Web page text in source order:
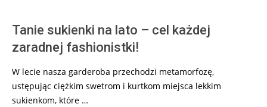
Tanie sukienki na lato – cel każdej
zaradnej fashionistki!
W lecie nasza garderoba przechodzi metamorfozę,
ustępując ciężkim swetrom i kurtkom miejsca lekkim
sukienkom, które …